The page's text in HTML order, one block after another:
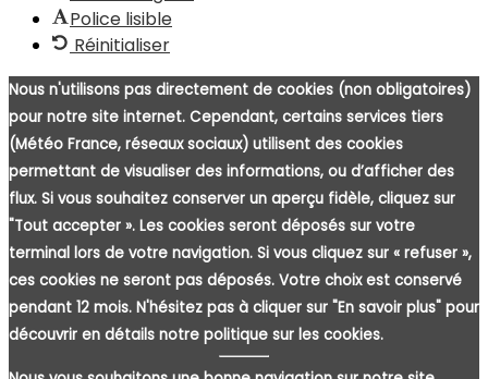
Police lisible
Réinitialiser
Nous n'utilisons pas directement de cookies (non obligatoires)
pour notre site internet. Cependant, certains services tiers
(Météo France, réseaux sociaux) utilisent des cookies
permettant de visualiser des informations, ou d’afficher des
flux. Si vous souhaitez conserver un aperçu fidèle, cliquez sur
"Tout accepter ». Les cookies seront déposés sur votre
terminal lors de votre navigation. Si vous cliquez sur « refuser »,
ces cookies ne seront pas déposés. Votre choix est conservé
pendant 12 mois. N'hésitez pas à cliquer sur "En savoir plus" pour
découvrir en détails notre politique sur les cookies.